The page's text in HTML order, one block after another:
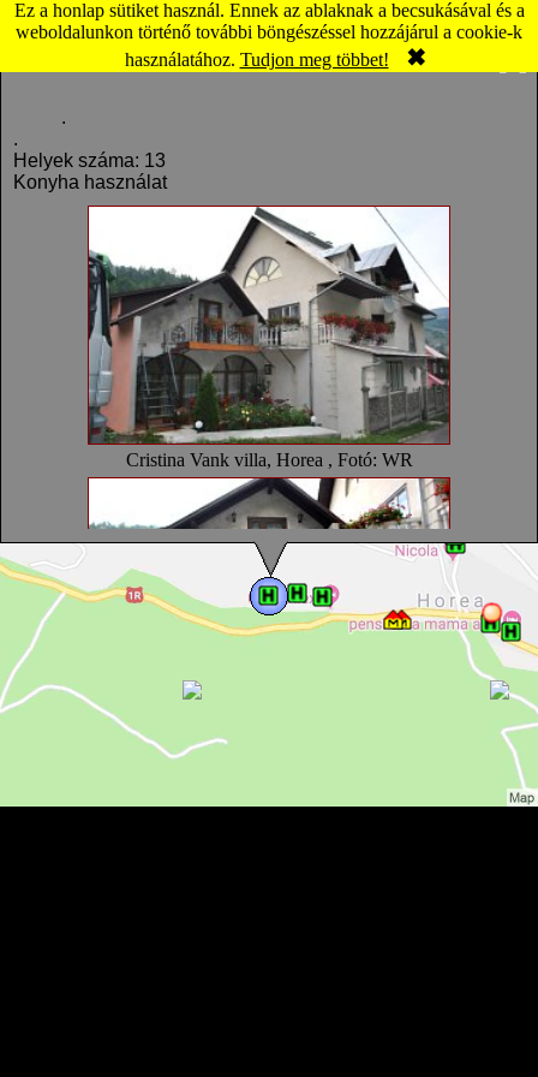
Ez a honlap sütiket használ. Ennek az ablaknak a becsukásával és a
weboldalunkon történő további böngészéssel hozzájárul a cookie-k
használatához. Tudjon meg többet! ✖
Horea: Cristina Vank villa (térkép)
.
.
Helyek száma: 13
Konyha használat
Cristina Vank villa, Horea , Fotó: WR
Cristina Vank villa, Horea , Fotó: WR
Komment Panoráma